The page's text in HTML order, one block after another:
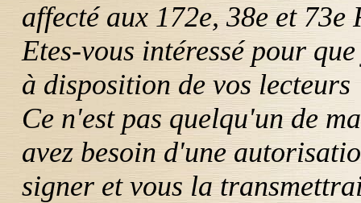
affecté aux 172e, 38e et
Etes-vous intéressé pour
à disposition de vos lecteurs
Ce n'est pas quelqu'un de
avez besoin d'une
signer et vous la